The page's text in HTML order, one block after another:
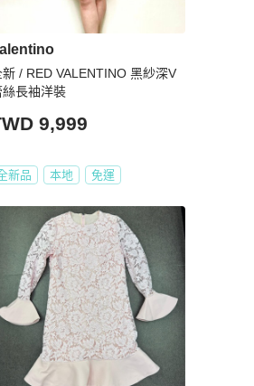
新 / RED VALENTINO 黑紗深V
絲長袖洋裝
9,999
新品 本地 免運